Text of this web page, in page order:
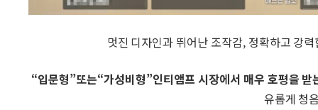
멋진 디자인과 뛰어난 조작감, 정확하고 강
“입문형”또는“가성비형”인티앰프 시장에서 매우 호평을
유롭게 청